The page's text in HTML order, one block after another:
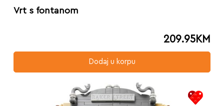
Vrt s fontanom
209.95KM
Dodaj u korpu